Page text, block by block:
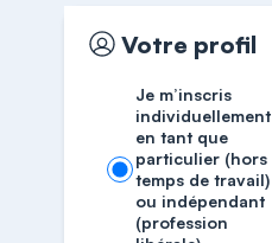
Votre profil
Je m’inscris
individuellement
en tant que
particulier (hors
temps de travail)
ou indépendant
(profession